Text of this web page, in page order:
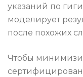
указаний по
моделирует
после похожих
Чтобы